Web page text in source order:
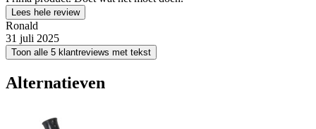
Lees hele review
Ronald
31 juli 2025
Toon alle 5 klantreviews met tekst
Alternatieven